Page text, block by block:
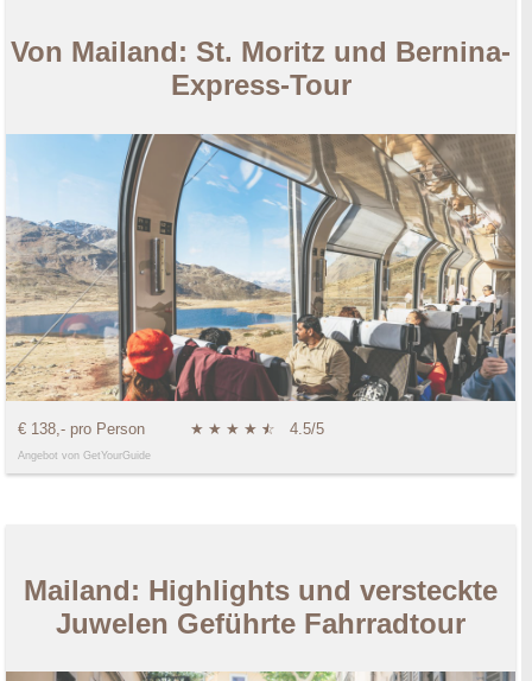
Von Mailand: St. Moritz und Bernina-
Express-Tour
€ 138,- pro Person ★ ★ ★ ★ ★
☆ 4.5/5
Angebot von GetYourGuide
Mailand: Highlights und versteckte
Juwelen Geführte Fahrradtour